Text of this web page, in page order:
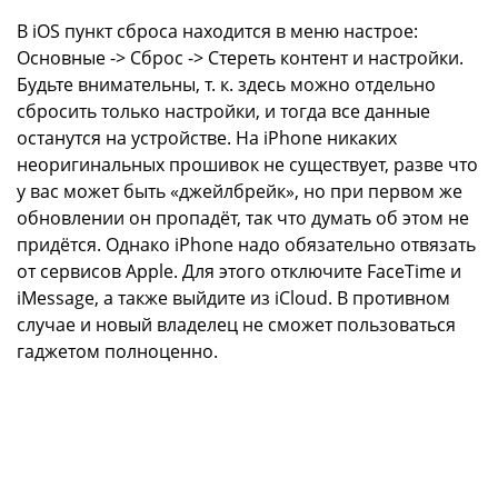
В iOS пункт сброса находится в меню настрое:
Основные -> Сброс -> Стереть контент и настройки.
Будьте внимательны, т. к. здесь можно отдельно
сбросить только настройки, и тогда все данные
останутся на устройстве. На iPhone никаких
неоригинальных прошивок не существует, разве что
у вас может быть «джейлбрейк», но при первом же
обновлении он пропадёт, так что думать об этом не
придётся. Однако iPhone надо обязательно отвязать
от сервисов Apple. Для этого отключите FaceTime и
iMessage, а также выйдите из iCloud. В противном
случае и новый владелец не сможет пользоваться
гаджетом полноценно.